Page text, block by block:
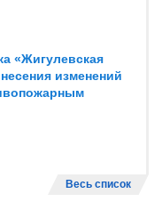
«Жигулевская
изменений
Весь список